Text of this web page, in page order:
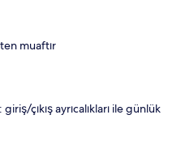
muaftır
çıkış ayrıcalıkları ile günlük